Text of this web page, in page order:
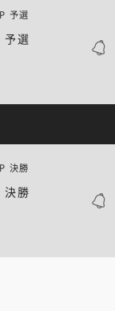
予選
予選
決勝
決勝